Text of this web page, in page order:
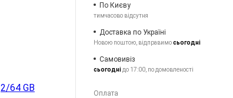
2/64 GB
По Києву
тимчасово відсутня
Доставка по Україні
Новою поштою, відправимосьогодні
Самовивіз
сьогоднідо 17:00, по домовленості
Оплата